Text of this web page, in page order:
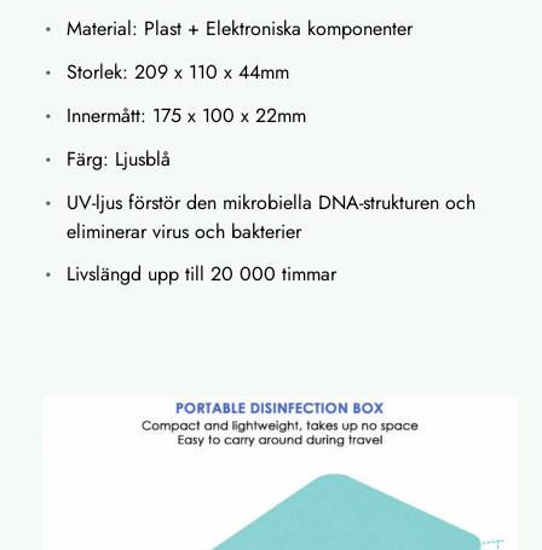
Material: Plast + Elektroniska komponenter
Storlek: 209 x 110 x 44mm
Innermått: 175 x 100 x 22mm
Färg: Ljusblå
UV-ljus förstör den mikrobiella DNA-strukturen och
eliminerar virus och bakterier
Livslängd upp till 20 000 timmar